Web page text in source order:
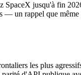
SpaceX jusqu'à fin
un rappel que même
les plus